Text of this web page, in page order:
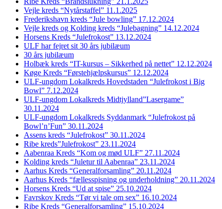
Vejle kreds “Nytårstaffel” 11.1.2025
Frederikshavn kreds “Jule bowling” 17.12.2024
Vejle kreds og Kolding kreds “Julebagning” 14.12.2024
Horsens Kreds “Julefrokost” 13.12.2024
ULF har fejret sit 30 års jubilæum
30 års jubilæum
Holbæk kreds “IT-kursus – Sikkerhed på nettet” 12.12.2024
Køge Kreds “Førstehjælpskursus” 12.12.2024
ULF-ungdom Lokalkreds Hovedstaden “Julefrokost i Big
Bowl” 7.12.2024
ULF-ungdom Lokalkreds Midtjylland”Lasergame”
30.11.2024
ULF-ungdom Lokalkreds Syddanmark “Julefrokost på
Bowl’n’Fun” 30.11.2024
Assens kreds “Julefrokost” 30.11.2024
Ribe kreds”Julefrokost” 23.11.2024
Aabenraa Kreds “Kom og mød ULF” 27.11.2024
Kolding kreds “Juletur til Aabenraa” 23.11.2024
Aarhus Kreds “Generalforsamling” 20.11.2024
Aarhus Kreds “fællesspisning og underholdning” 20.11.2024
Horsens Kreds “Ud at spise” 25.10.2024
Favrskov Kreds “Tør vi tale om sex” 16.10.2024
Ribe Kreds “Generalforsamling” 15.10.2024